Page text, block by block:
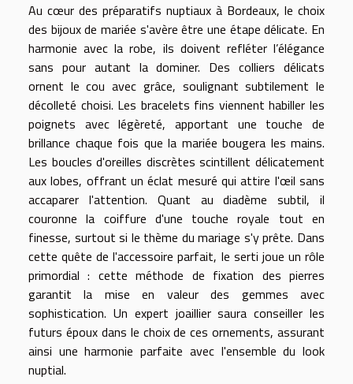
Au cœur des préparatifs nuptiaux à Bordeaux, le choix
des bijoux de mariée s'avère être une étape délicate. En
harmonie avec la robe, ils doivent refléter l’élégance
sans pour autant la dominer. Des colliers délicats
ornent le cou avec grâce, soulignant subtilement le
décolleté choisi. Les bracelets fins viennent habiller les
poignets avec légèreté, apportant une touche de
brillance chaque fois que la mariée bougera les mains.
Les boucles d'oreilles discrètes scintillent délicatement
aux lobes, offrant un éclat mesuré qui attire l'œil sans
accaparer l'attention. Quant au diadème subtil, il
couronne la coiffure d'une touche royale tout en
finesse, surtout si le thème du mariage s'y prête. Dans
cette quête de l'accessoire parfait, le serti joue un rôle
primordial : cette méthode de fixation des pierres
garantit la mise en valeur des gemmes avec
sophistication. Un expert joaillier saura conseiller les
futurs époux dans le choix de ces ornements, assurant
ainsi une harmonie parfaite avec l'ensemble du look
nuptial.